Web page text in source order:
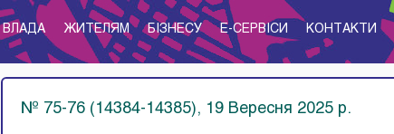
ВЛАДА ЖИТЕЛЯМ БІЗНЕСУ E-CЕРВІСИ КОНТАКТИ
№ 75-76 (14384-14385), 19 Вересня 2025 р.